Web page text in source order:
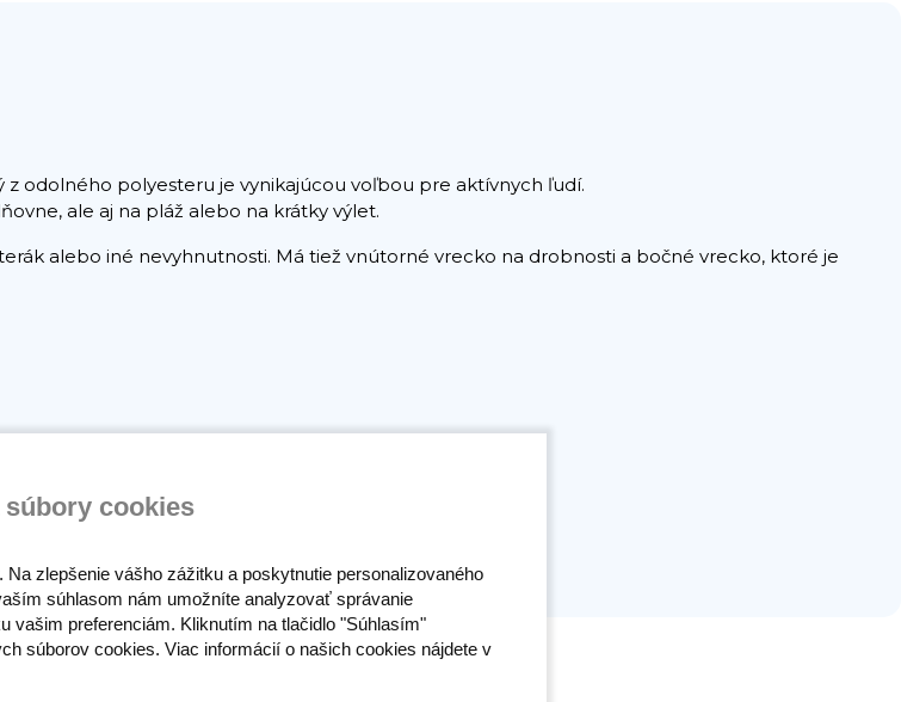
odolného polyesteru je vynikajúcou voľbou pre aktívnych ľudí.
ale aj na pláž alebo na krátky výlet.
alebo iné nevyhnutnosti. Má tiež vnútorné vrecko na drobnosti a bočné vrecko, ktoré je
súbory cookies
zlepšenie vášho zážitku a poskytnutie personalizovaného
súhlasom nám umožníte analyzovať správanie
vašim preferenciám. Kliknutím na tlačidlo "Súhlasím"
súborov cookies. Viac informácií o našich cookies nájdete v